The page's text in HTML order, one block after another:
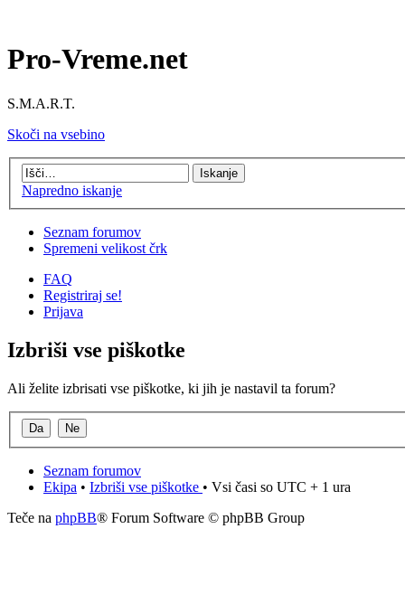
Pro-Vreme.net
S.M.A.R.T.
Skoči na vsebino
Napredno iskanje
Seznam forumov
Spremeni velikost črk
FAQ
Registriraj se!
Prijava
Izbriši vse piškotke
Ali želite izbrisati vse piškotke, ki jih je nastavil ta forum?
Seznam forumov
Ekipa • Izbriši vse piškotke • Vsi časi so UTC + 1 ura
Teče na phpBB® Forum Software © phpBB Group